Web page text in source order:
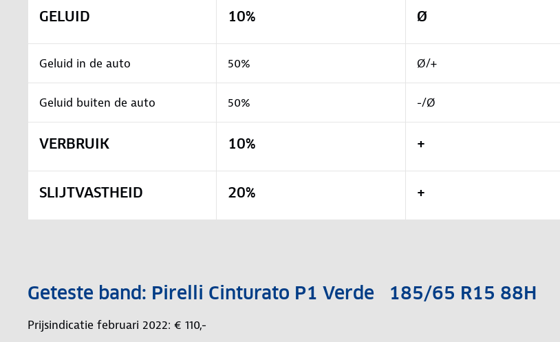
GELUID 10% Ø
Geluid in de auto 50% Ø/+
Geluid buiten de auto 50% -/Ø
VERBRUIK 10% +
SLIJTVASTHEID 20% +
Geteste band: Pirelli Cinturato P1 Verde 185/65 R15 88H
Prijsindicatie februari 2022: € 110,-